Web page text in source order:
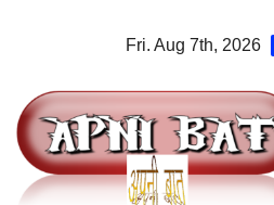
Fri. Aug 7th, 2026